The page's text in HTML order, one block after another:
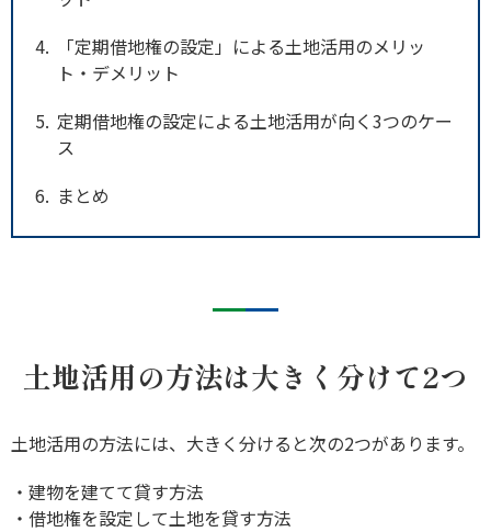
4
「定期借地権の設定」による土地活用のメリッ
ト・デメリット
5 定期借地権の設定による土地活用が向く3つのケー
ス
6
まとめ
土地活用の方法は大きく分けて2つ
土地活用の方法には、大きく分けると次の2つがあります。
・建物を建てて貸す方法
・借地権を設定して土地を貸す方法